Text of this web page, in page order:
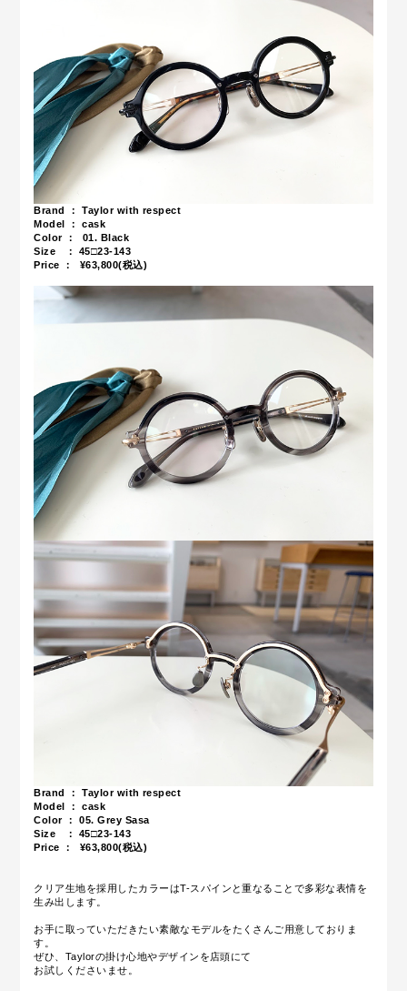
Brand ： Taylor with respect
Model ： cask
Color ： 01. Black
Size ： 45□23-143
Price ： ¥63,800(税込)
Brand ： Taylor with respect
Model ： cask
Color ： 05. Grey Sasa
Size ： 45□23-143
Price ： ¥63,800(税込)
クリア生地を採用したカラーはT-スパインと重なることで多彩な表情を
生み出します。
お手に取っていただきたい素敵なモデルをたくさんご用意しておりま
す。
ぜひ、Taylorの掛け心地やデザインを店頭にて
お試しくださいませ。